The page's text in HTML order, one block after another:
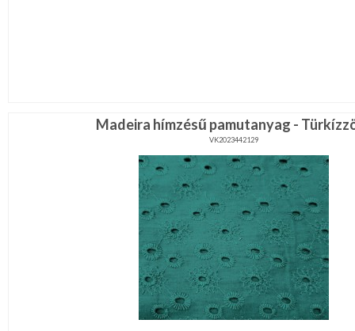
Madeira hímzésű pamutanyag -
VK2023442129